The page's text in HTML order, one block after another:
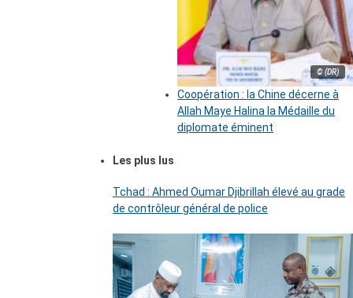
© (DR)
Coopération : la Chine décerne à
Allah Maye Halina la Médaille du
diplomate éminent
Les plus lus
Tchad : Ahmed Oumar Djibrillah élevé au grade
de contrôleur général de police